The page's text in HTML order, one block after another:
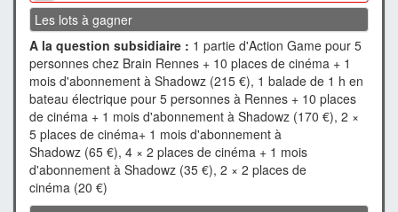
Les lots à gagner
A la question subsidiaire : 1 partie d'Action Game pour 5
personnes chez Brain Rennes + 10 places de cinéma + 1
mois d'abonnement à Shadowz (215 €), 1 balade de 1 h en
bateau électrique pour 5 personnes à Rennes + 10 places
de cinéma + 1 mois d'abonnement à Shadowz (170 €), 2 ×
5 places de cinéma+ 1 mois d'abonnement à
Shadowz (65 €), 4 × 2 places de cinéma + 1 mois
d'abonnement à Shadowz (35 €), 2 × 2 places de
cinéma (20 €)